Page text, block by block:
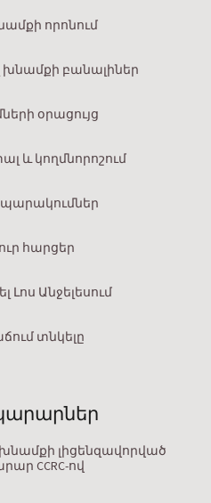
որոնում
խնամքի բանալիներ
օրացույց
և կողմնորոշում
հարցեր
Լոս Անջելեսում
տնկելը
լիցենզավորված
CCRC-ով